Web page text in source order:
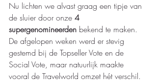
Nu lichten we alvast graag een tipje van
de sluier door onze 4
supergenomineerden bekend te maken.
De afgelopen weken werd er stevig
gestemd bij de Topseller Vote en de
Social Vote, maar natuurlijk maakte
vooral de Travelworld omzet hét verschil.